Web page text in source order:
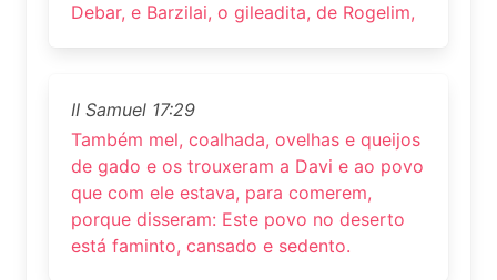
Debar, e Barzilai, o gileadita, de Rogelim,
II Samuel 17:29
Também mel, coalhada, ovelhas e queijos
de gado e os trouxeram a Davi e ao povo
que com ele estava, para comerem,
porque disseram: Este povo no deserto
está faminto, cansado e sedento.